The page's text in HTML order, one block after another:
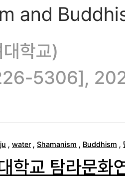
and
학교)
5306],
, water, Shamanism , Buddhism ,
학교 탐라문화